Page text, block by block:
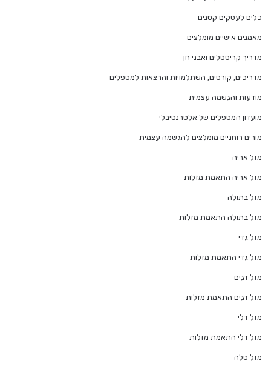
כלים לעסקים קטנים
מאמנים אישיים מומלצים
מדריך קריסטלים ואבני חן
מדריכים, קורסים, השתלמויות והרצאות למטפלים
מודעות והגשמה עצמית
מועדון המטפלים של אלטרנטיבלי
מורים רוחניים מומלצים להגשמה עצמית
מזל אריה
מזל אריה התאמת מזלות
מזל בתולה
מזל בתולה התאמת מזלות
מזל גדי
מזל גדי התאמת מזלות
מזל דגים
מזל דגים התאמת מזלות
מזל דלי
מזל דלי התאמת מזלות
מזל טלה